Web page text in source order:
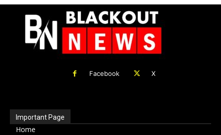
Facebook X
Important Page
Home